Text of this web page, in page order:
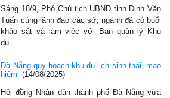
Sáng 18/9, Phó Chủ tịch UBND tỉnh Đinh Văn
Tuấn cùng lãnh đạo các sở, ngành đã có buổi
khảo sát và làm việc với Ban quản lý Khu
du…
Đà Nẵng quy hoạch khu du lịch sinh thái, mạo
hiểm
(14/08/2025)
Hội đồng Nhân dân thành phố Đà Nẵng vừa